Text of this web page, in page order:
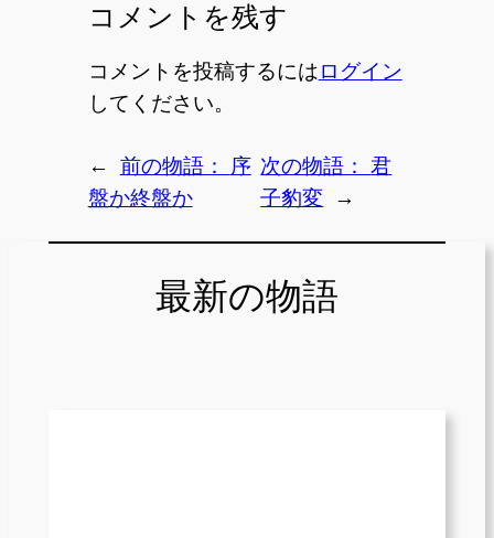
コメントを残す
コメントを投稿するにはログイン
してください。
← 前の物語：
序
盤か終盤か
次の物語：君
子豹変
→
最新の物語